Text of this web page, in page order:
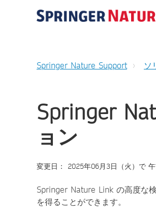
Springer Nature Support ソ
Springer
ョン
変更日： 2025年06月3日（火）で
Springer Nature Link の高度な
を得ることができます。